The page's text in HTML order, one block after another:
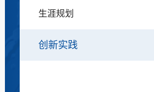
生涯规划
创新实践